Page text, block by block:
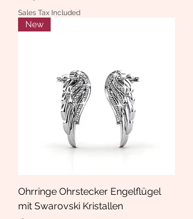
Sales Tax Included
New
Ohrringe Ohrstecker Engelflügel
mit Swarovski Kristallen